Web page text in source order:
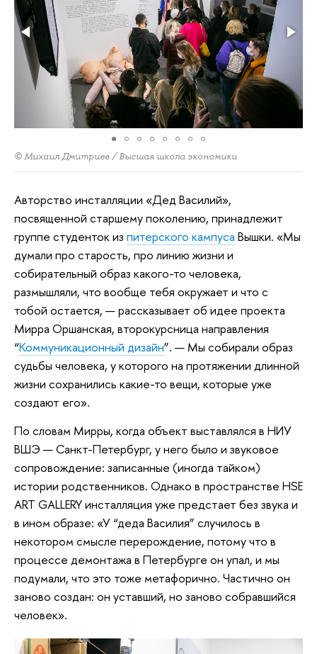
© Михаил Дмитриев / Высшая школа экономики
Авторство инсталляции «Дед Василий»,
посвященной старшему поколению, принадлежит
группе студенток из питерского кампуса Вышки. «Мы
думали про старость, про линию жизни и
собирательный образ какого-то человека,
размышляли, что вообще тебя окружает и что с
тобой остается, — рассказывает об идее проекта
Мирра Оршанская, второкурсница направления
“Коммуникационный дизайн”. — Мы собирали образ
судьбы человека, у которого на протяжении длинной
жизни сохранились какие-то вещи, которые уже
создают его».
По словам Мирры, когда объект выставлялся в НИУ
ВШЭ — Санкт-Петербург, у него было и звуковое
сопровождение: записанные (иногда тайком)
истории родственников. Однако в пространстве HSE
ART GALLERY инсталляция уже предстает без звука и
в ином образе: «У “деда Василия” случилось в
некотором смысле перерождение, потому что в
процессе демонтажа в Петербурге он упал, и мы
подумали, что это тоже метафорично. Частично он
заново создан: он уставший, но заново собравшийся
человек».